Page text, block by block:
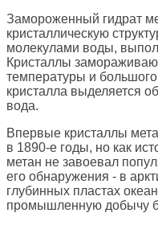
Замороженный гидрат
кристаллическую
молекулами воды,
Кристаллы
температуры и
кристалла выделяется
вода.
Впервые кристаллы
в 1890-е годы, но как
метан не завоевал
его обнаружения - в
глубинных пластах
промышленную добычу